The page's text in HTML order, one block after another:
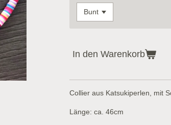
In den Warenkorb
Collier aus Katsukiperlen, mit
Länge: ca. 46cm